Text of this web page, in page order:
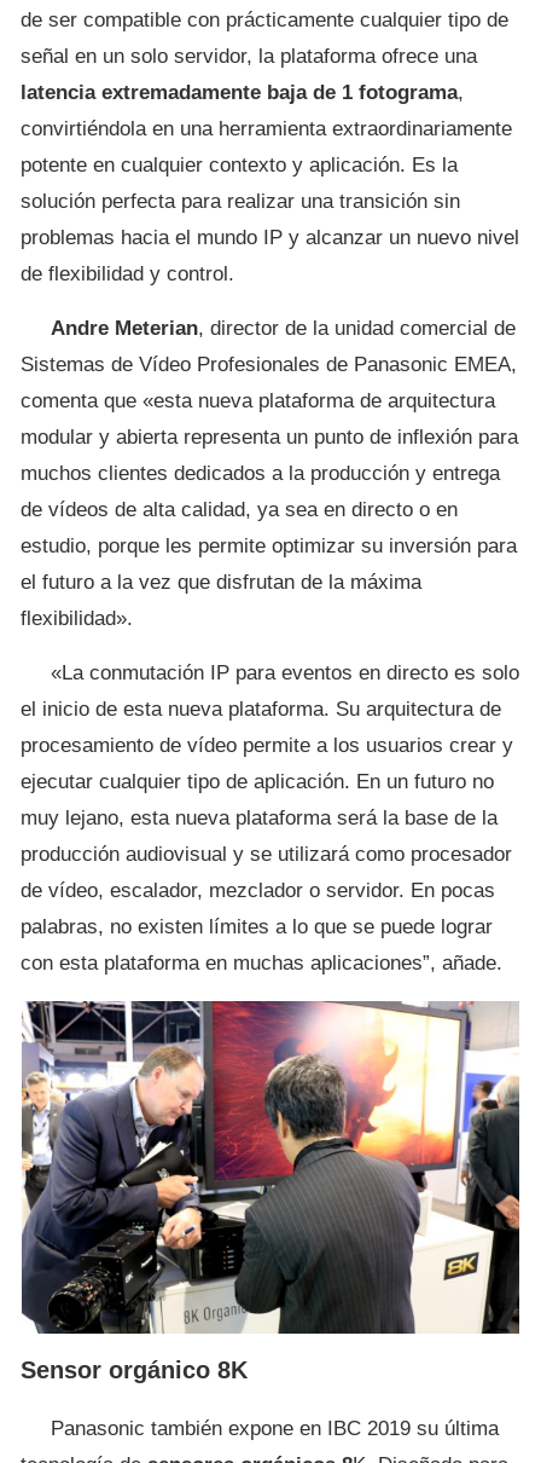
de ser compatible con prácticamente cualquier tipo de
señal en un solo servidor, la plataforma ofrece una
latencia extremadamente baja de 1 fotograma,
convirtiéndola en una herramienta extraordinariamente
potente en cualquier contexto y aplicación. Es la
solución perfecta para realizar una transición sin
problemas hacia el mundo IP y alcanzar un nuevo nivel
de flexibilidad y control.
Andre Meterian, director de la unidad comercial de
Sistemas de Vídeo Profesionales de Panasonic EMEA,
comenta que «esta nueva plataforma de arquitectura
modular y abierta representa un punto de inflexión para
muchos clientes dedicados a la producción y entrega
de vídeos de alta calidad, ya sea en directo o en
estudio, porque les permite optimizar su inversión para
el futuro a la vez que disfrutan de la máxima
flexibilidad».
«La conmutación IP para eventos en directo es solo
el inicio de esta nueva plataforma. Su arquitectura de
procesamiento de vídeo permite a los usuarios crear y
ejecutar cualquier tipo de aplicación. En un futuro no
muy lejano, esta nueva plataforma será la base de la
producción audiovisual y se utilizará como procesador
de vídeo, escalador, mezclador o servidor. En pocas
palabras, no existen límites a lo que se puede lograr
con esta plataforma en muchas aplicaciones”, añade.
Sensor orgánico 8K
Panasonic también expone en IBC 2019 su última